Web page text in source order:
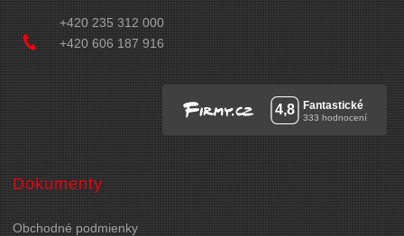
+420 235 312 000
+420 606 187 916
Dokumenty
Obchodné podmienky